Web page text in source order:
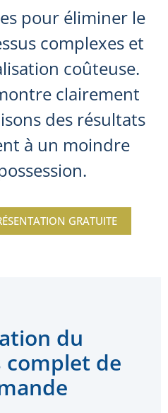
pour éliminer le
complexes et
coûteuse.
clairement
des résultats
à un moindre
GRATUITE
du
complet de